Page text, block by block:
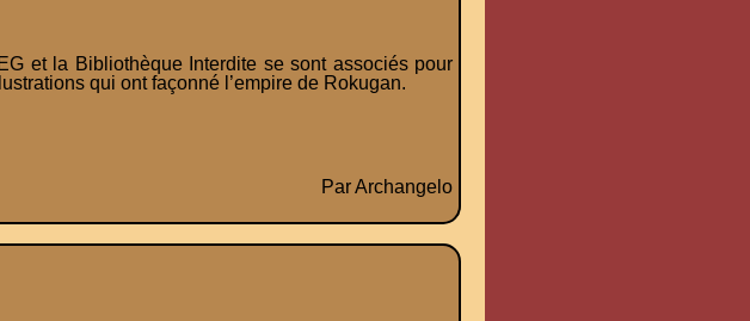
et la Bibliothèque Interdite se sont associés pour
qui ont façonné l’empire de Rokugan.
Par Archangelo